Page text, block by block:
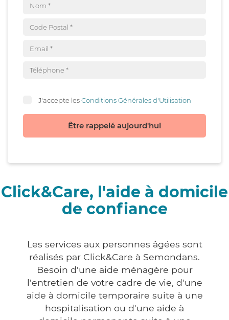
J'accepte lesConditions Générales d'Utilisation
Être rappelé aujourd'hui
Click&Care, l'aide à domicile
de confiance
Les services aux personnes âgées sont
réalisés par Click&Care à Semondans.
Besoin d'une aide ménagère pour
l'entretien de votre cadre de vie, d'une
aide à domicile temporaire suite à une
hospitalisation ou d'une aide à